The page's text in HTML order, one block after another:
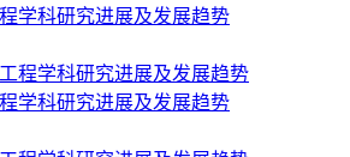
学科研究进展及发展趋势
学科研究进展及发展趋势